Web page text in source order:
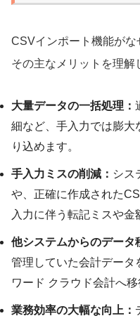
CSVインポート機能がな
その主なメリットを理解
大量データの一括処理：
細など、手入力では膨大
り込めます。
手入力ミスの削減： シス
や、正確に作成された
入力に伴う転記ミスや金
他システムからのデータ
管理していた会計データ
ワード クラウド会計へ移
業務効率の大幅な向上：